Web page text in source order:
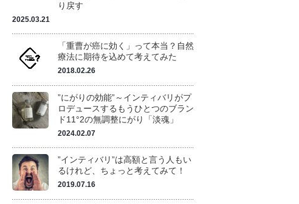
り戻す
2025.03.21
「重曹が癌に効く」って本当？自然
療法に期待を込めて考えてみた
2018.02.26
”にがりの効能”～インティバリがプ
ロデュースするもうひとつのブラン
ド11°2の無調整にがり「淡魂」
2024.02.07
”インティバリ”は高額と言う人もい
るけれど、ちょっと考えてみて！
2019.07.16